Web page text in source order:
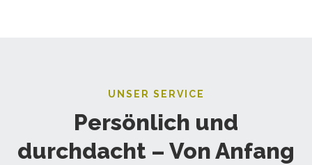
UNSER SERVICE
Persönlich und
durchdacht – Von Anfang